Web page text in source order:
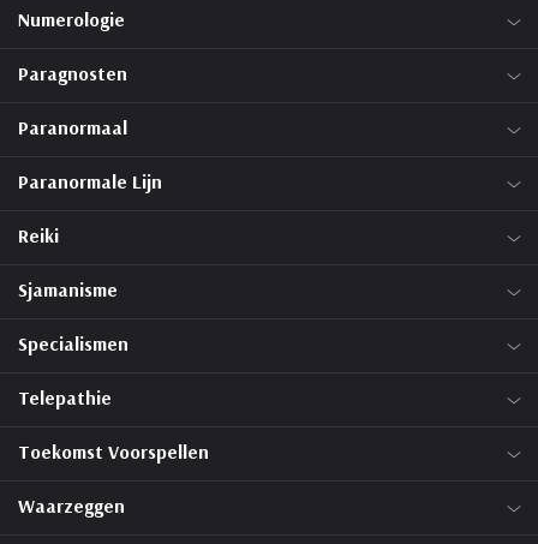
Numerologie
Paragnosten
Paranormaal
Paranormale Lijn
Reiki
Sjamanisme
Specialismen
Telepathie
Toekomst Voorspellen
Waarzeggen